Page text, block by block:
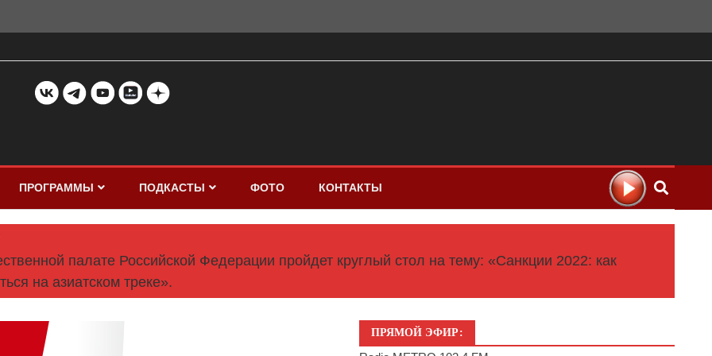
ПРОГРАММЫ ПОДКАСТЫ ФОТО КОНТАКТЫ
палате Российской Федерации пройдет круглый стол на тему: «Санкции 2022: как
на азиатском треке».
ПРЯМОЙ ЭФИР: